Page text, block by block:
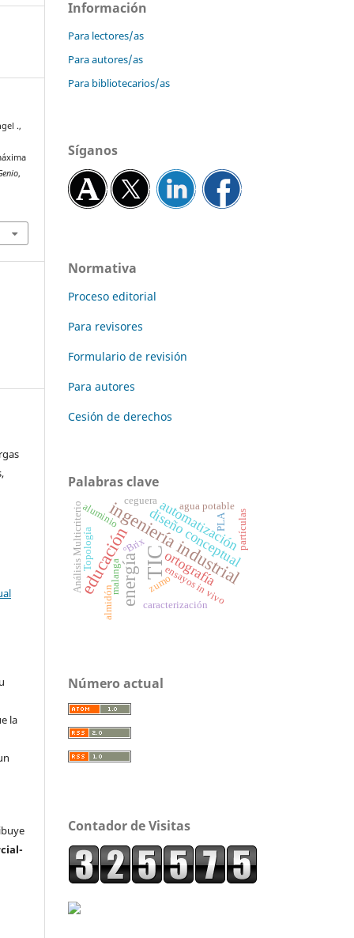
.,
,
la
Información
Para lectores/as
Para autores/as
Para bibliotecarios/as
Síganos
Normativa
Proceso editorial
Para revisores
Formulario de revisión
Para autores
Cesión de derechos
Palabras clave
TIC
energía
ingeniería industrial
educación diseño conceptual
automatización
ortografía
partículas
ensayos in vivo
agua potable
caracterización
malanga
PLA
Topología
almidón
Análisis Multicriterioaluminio ceguera
zumo
°Brix
Número actual
Contador de Visitas